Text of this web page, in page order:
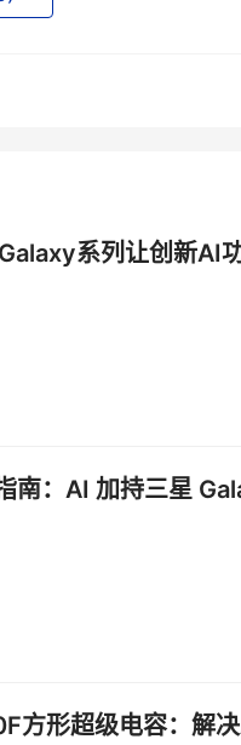
峰会（PSS SHANGHAI
解决方案提供商，共同
提供商等专业人士
系列让创新AI
南：AI 加持三星
方形超级电容：解